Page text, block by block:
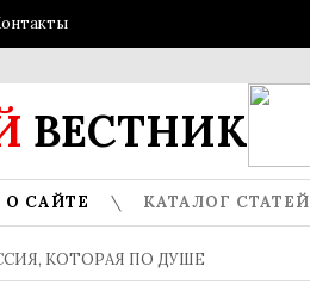
ВЕСТНИК
САЙТЕ КАТАЛОГ СТАТЕЙ
КОТОРАЯ ПО ДУШЕ